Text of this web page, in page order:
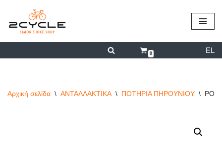
περιεχόμενο
Μεταπηδήστε
0 EL
Αρχική σελίδα \ ΑΝΤΑΛΛΑΚΤΙΚΑ \ ΠΟΤΗΡΙΑ ΠΗΡΟΥΝΙΟΥ \